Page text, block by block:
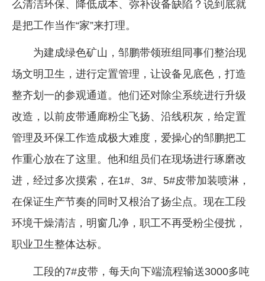
么清洁环保、降低成本、弥补设备缺陷？说到底就
是把工作当作“家”来打理。
为建成绿色矿山，邹鹏带领班组同事们整治现
场文明卫生，进行定置管理，让设备见底色，打造
整齐划一的参观通道。他们还对除尘系统进行升级
改造，以前皮带通廊粉尘飞扬、沿线积灰，给定置
管理及环保工作造成极大难度，爱操心的邹鹏把工
作重心放在了这里。他和组员们在现场进行琢磨改
进，经过多次摸索，在1#、3#、5#皮带加装喷淋，
在保证生产节奏的同时又根治了扬尘点。现在工段
环境干燥清洁，明窗几净，职工不再受粉尘侵扰，
职业卫生整体达标。
工段的7#皮带，每天向下端流程输送3000多吨